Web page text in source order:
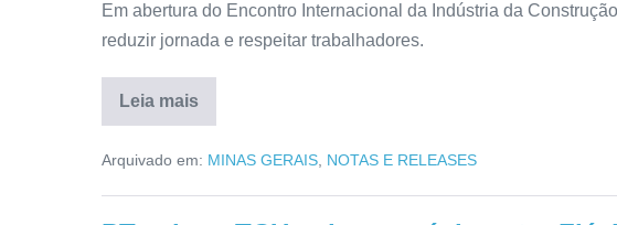
Em abertura do Encontro Internacional da Indústria da
reduzir jornada e respeitar trabalhadores.
Leia mais
Arquivado em: MINAS GERAIS, NOTAS E RELEASES